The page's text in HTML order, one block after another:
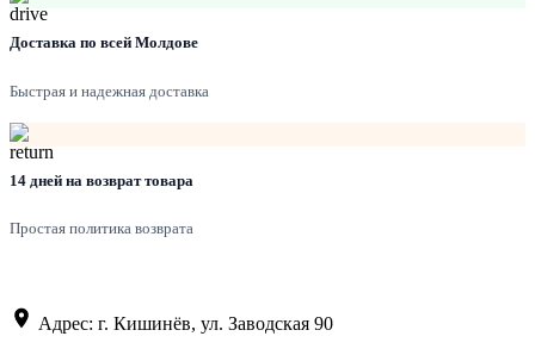
Доставка по всей Молдове
Быстрая и надежная доставка
14 дней на возврат товара
Простая политика возврата
Адрес: г. Кишинёв, ул. Заводская 90